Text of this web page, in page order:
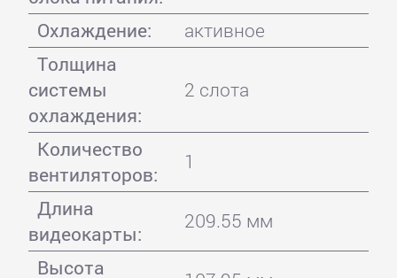
Охлаждение:
активное
Толщина
системы
охлаждения:
2 слота
Количество
вентиляторов:
1
Длина
видеокарты:
209.55 мм
Высота